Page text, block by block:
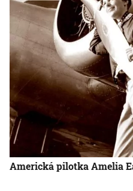
Americká pilotka Amelia